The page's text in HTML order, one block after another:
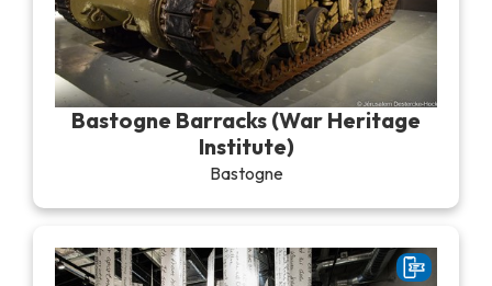
Bastogne Barracks (War Heritage
Institute)
Bastogne